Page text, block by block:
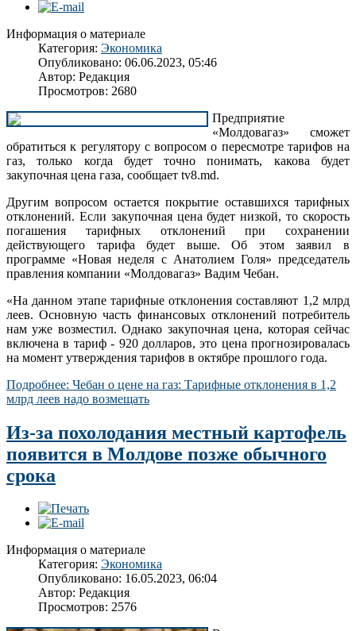
Информация о материале
Категория: Экономика
Опубликовано: 06.06.2023, 05:46
Автор: Редакция
Просмотров: 2680
Предприятие
«Молдовагаз» сможет
обратиться к регулятору с вопросом о пересмотре тарифов на
газ, только когда будет точно понимать, какова будет
закупочная цена газа, сообщает tv8.md.
Другим вопросом остается покрытие оставшихся тарифных
отклонений. Если закупочная цена будет низкой, то скорость
погашения тарифных отклонений при сохранении
действующего тарифа будет выше. Об этом заявил в
программе «Новая неделя с Анатолием Голя» председатель
правления компании «Молдовагаз» Вадим Чебан.
«На данном этапе тарифные отклонения составляют 1,2 млрд
леев. Основную часть финансовых отклонений потребитель
нам уже возместил. Однако закупочная цена, которая сейчас
включена в тариф - 920 долларов, это цена прогнозировалась
на момент утверждения тарифов в октябре прошлого года.
Подробнее: Чебан о цене на газ: Тарифные отклонения в 1,2
млрд леев надо возмещать
Из-за похолодания местный картофель
появится в Молдове позже обычного
срока
Информация о материале
Категория: Экономика
Опубликовано: 16.05.2023, 06:04
Автор: Редакция
Просмотров: 2576